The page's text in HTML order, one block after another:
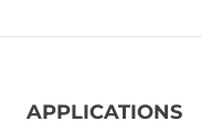
APPLICATIONS